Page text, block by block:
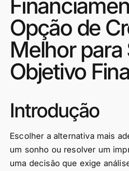
Opção de
Melhor para
Objetivo
Introdução
Escolher a alternativa mais
um sonho ou resolver um
uma decisão que exige